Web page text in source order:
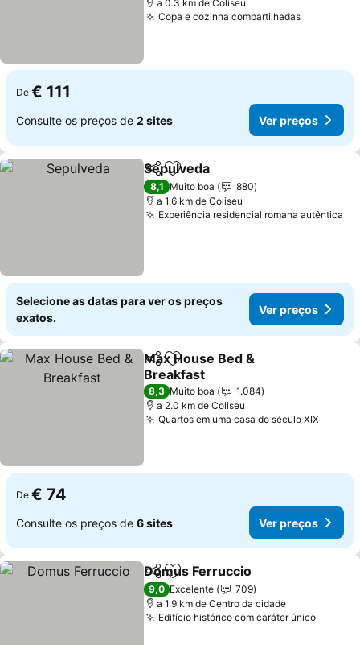
a 0.3 km de Coliseu
Copa e cozinha compartilhadas
De € 111
Consulte os preços de 2 sites Ver preços
PartilharAdicionar aos favoritos
Sepulveda
8,1 Muito boa
880
a 1.6 km de Coliseu
Experiência residencial romana autêntica
Selecione as datas para ver os preços
exatos.
Ver preços
PartilharAdicionar aos favoritos
Max House Bed &
Breakfast
8,3 Muito boa
1.084
a 2.0 km de Coliseu
Quartos em uma casa do século XIX
De € 74
Consulte os preços de 6 sites Ver preços
PartilharAdicionar aos favoritos
Domus Ferruccio
9,0 Excelente
709
a 1.9 km de Centro da cidade
Edifício histórico com caráter único